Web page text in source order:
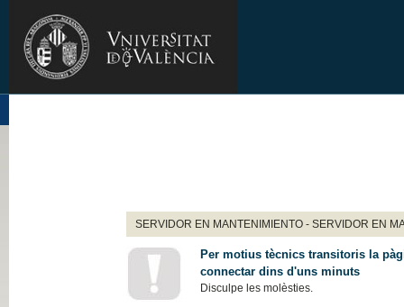
SERVIDOR EN MANTENIMIENTO - SERVIDOR EN
Per motius tècnics transitoris la
connectar dins d'uns minuts
Disculpe les molèsties.